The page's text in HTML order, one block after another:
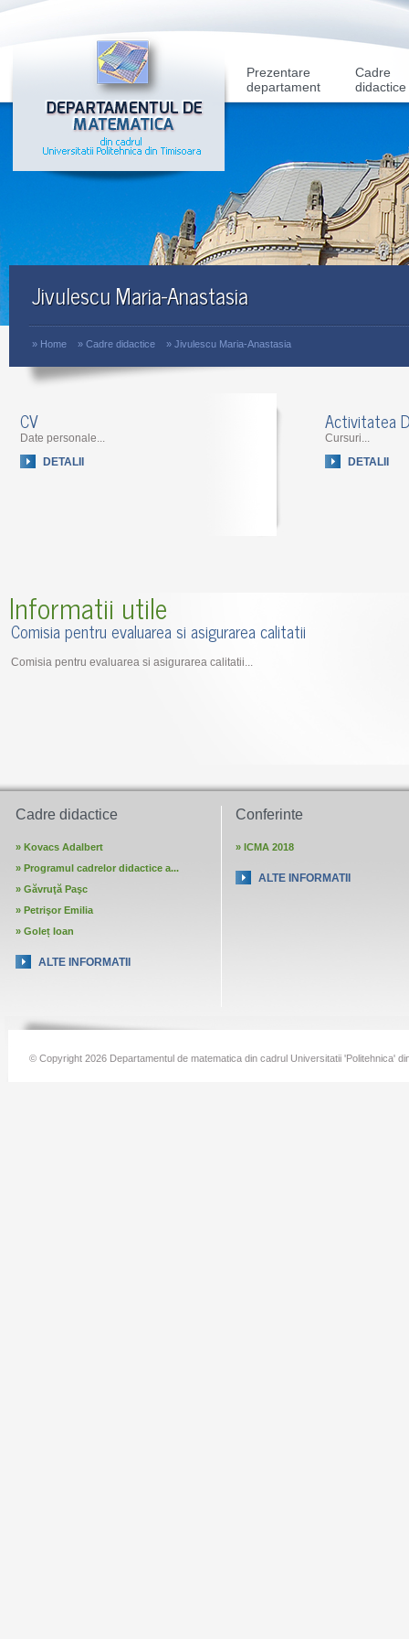
Prezentare
departament
Cadre
didactice
Jivulescu Maria-Anastasia
» Home » Cadre didactice » Jivulescu Maria-Anastasia
CV
Date personale...
DETALII
Activitatea
Cursuri...
DETALII
Informatii utile
Comisia pentru evaluarea si asigurarea calitatii
Comisia pentru evaluarea si asigurarea calitatii...
Cadre didactice
» Kovacs Adalbert
» Programul cadrelor didactice a...
» Găvruţă Paşc
» Petrişor Emilia
» Goleț Ioan
ALTE INFORMATII
Conferinte
» ICMA 2018
ALTE INFORMATII
© Copyright 2026 Departamentul de matematica din cadrul Universitatii 'Politehnica'